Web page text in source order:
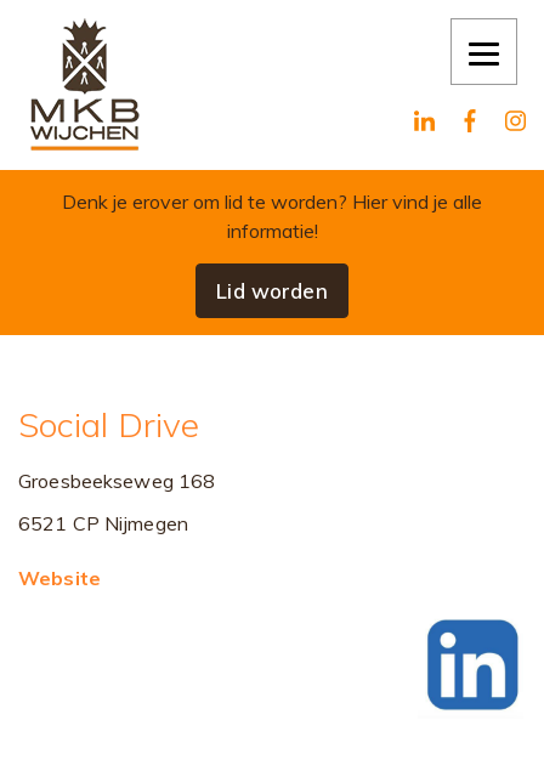
Skip to content
Denk je erover om lid te worden? Hier vind je alle
informatie!
Lid worden
Social Drive
Groesbeekseweg 168
6521 CP Nijmegen
Website